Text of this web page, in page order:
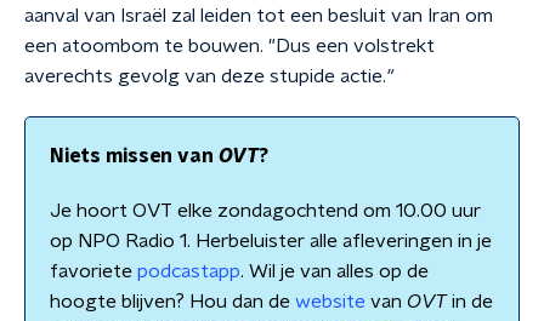
aanval van Israël zal leiden tot een besluit van Iran om
een atoombom te bouwen. "Dus een volstrekt
averechts gevolg van deze stupide actie."
Niets missen van OVT?
Je hoort OVT elke zondagochtend om 10.00 uur
op NPO Radio 1. Herbeluister alle afleveringen in je
favoriete podcastapp. Wil je van alles op de
hoogte blijven? Hou dan de website van OVTin de